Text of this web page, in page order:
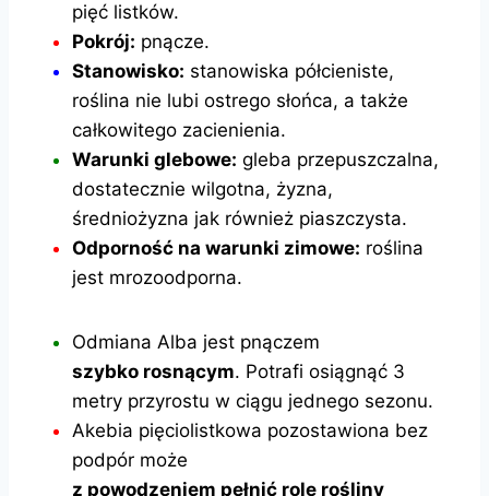
pięć listków.
Pokrój: pnącze.
Stanowisko: stanowiska półcieniste,
roślina nie lubi ostrego słońca, a także
całkowitego zacienienia.
Warunki glebowe: gleba przepuszczalna,
dostatecznie wilgotna, żyzna,
średniożyzna jak również piaszczysta.
Odporność na warunki zimowe: roślina
jest mrozoodporna.
Odmiana Alba jest pnączem
szybko rosnącym. Potrafi osiągnąć 3
metry przyrostu w ciągu jednego sezonu.
Akebia pięciolistkowa pozostawiona bez
podpór może
z powodzeniem pełnić rolę rośliny